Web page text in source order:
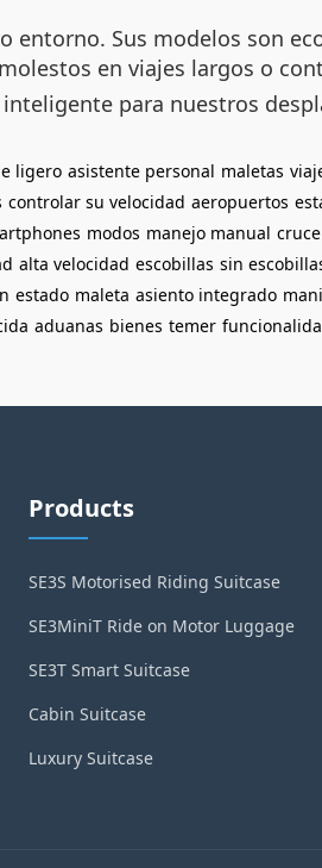
entorno. Sus modelos son
en viajes largos o
para nuestros
ligero asistente personal maletas
controlar su velocidad aeropuertos
modos manejo manual
alta velocidad escobillas sin
estado maleta asiento integrado
aduanas bienes temer
Products
SE3S Motorised Riding Suitcase
SE3MiniT Ride on Motor Luggage
SE3T Smart Suitcase
Cabin Suitcase
Luxury Suitcase